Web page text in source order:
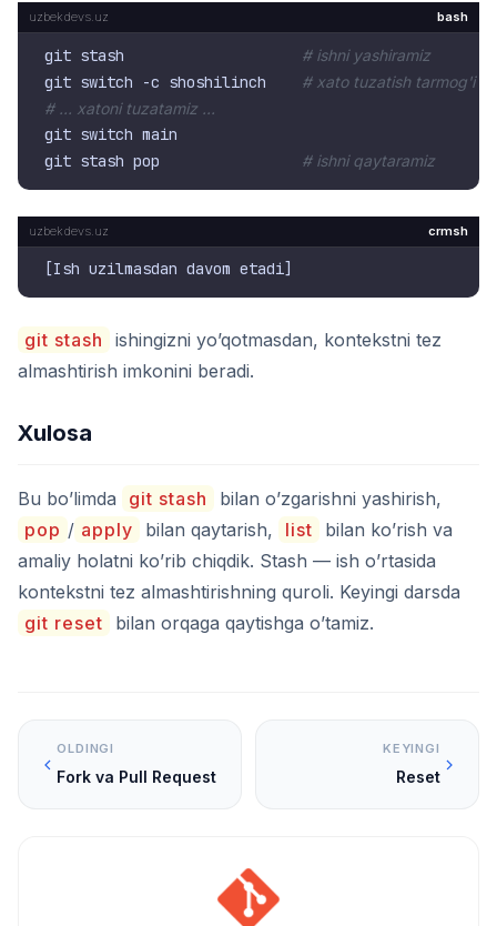
bash
git stash # ishni yashiramiz
git switch -c shoshilinch # xato tuzatish tarmog'i
# ... xatoni tuzatamiz ...
git switch main
git stash pop # ishni qaytaramiz
crmsh
git stash
ishingizni yo’qotmasdan, kontekstni tez
almashtirish imkonini beradi.
Xulosa
Bu bo’limda git stash
bilan o’zgarishni yashirish,
pop / apply bilan qaytarish, list
bilan ko’rish va
amaliy holatni ko’rib chiqdik. Stash — ish o’rtasida
kontekstni tez almashtirishning quroli. Keyingi darsda
git reset
bilan orqaga qaytishga o’tamiz.
OLDINGI
Fork va Pull Request
KEYINGI
Reset